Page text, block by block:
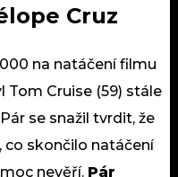
Cruz
na natáčení filmu
Tom Cruise (59) stále
se snažil tvrdit, že
co skončilo natáčení
nevěří. Pár